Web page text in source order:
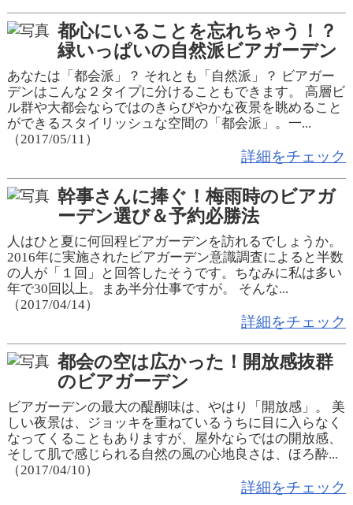
都心にいることを忘れちゃう！？
緑いっぱいの自然派ビアガーデン
あなたは「都会派」？ それとも「自然派」？ ビアガー
デンはこんな２タイプに分けることもできます。 高層ビ
ル群や大都会ならではのきらびやかな夜景を眺めること
ができるスタイリッシュな空間の「都会派」。一...
（2017/05/11）
詳細をチェック
幹事さんに捧ぐ！梅雨時のビアガ
ーデン選び＆予約必勝法
人はひと夏に何回程ビアガーデンを訪れるでしょうか。
2016年に実施されたビアガーデン意識調査によると半数
の人が「１回」と回答したそうです。ちなみに私は多い
年で30回以上。まあ半分仕事ですが。 そんな...
（2017/04/14）
詳細をチェック
都会の空は広かった！開放感抜群
のビアガーデン
ビアガーデンの最大の醍醐味は、やはり「開放感」。 美
しい夜景は、ジョッキを重ねているうちに目に入らなく
なってくることもありますが、屋外ならではの開放感、
そして肌で感じられる自然の風の心地良さは、ほろ酔...
（2017/04/10）
詳細をチェック